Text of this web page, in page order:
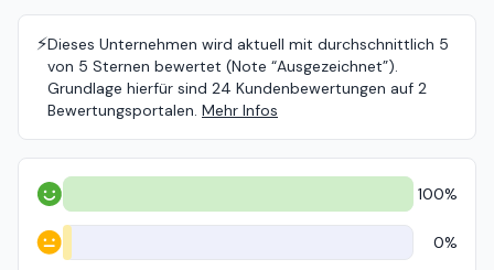
⚡️Dieses Unternehmen wird aktuell mit durchschnittlich 5
von 5 Sternen bewertet (Note “Ausgezeichnet”).
Grundlage hierfür sind 24 Kundenbewertungen auf 2
Bewertungsportalen. Mehr Infos
Positiv 100%
Neutral 0%